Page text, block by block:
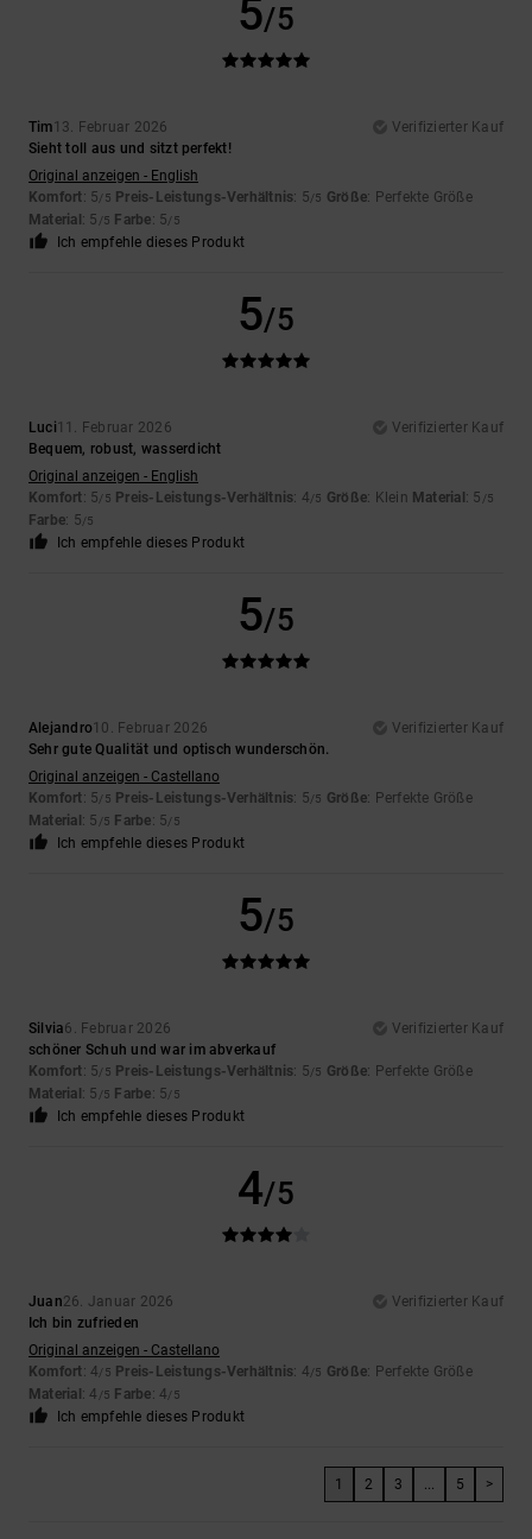
5/5
Tim13. Februar 2026
Verifizierter Kauf
Sieht toll aus und sitzt perfekt!
Original anzeigen - English
Komfort: 5/5 Preis-Leistungs-Verhältnis: 5/5 Größe: Perfekte Größe
Material : 5 /5 Farbe: 5/5
Ich empfehle dieses Produkt
5/5
Luci11. Februar 2026
Verifizierter Kauf
Bequem, robust, wasserdicht
Original anzeigen - English
Komfort: 5/5 Preis-Leistungs-Verhältnis: 4/5 Größe: Klein Material : 5 /5
Farbe: 5/5
Ich empfehle dieses Produkt
5/5
Alejandro10. Februar 2026
Verifizierter Kauf
Sehr gute Qualität und optisch wunderschön.
Original anzeigen - Castellano
Komfort: 5/5 Preis-Leistungs-Verhältnis: 5/5 Größe: Perfekte Größe
Material : 5 /5 Farbe: 5/5
Ich empfehle dieses Produkt
5/5
Silvia6. Februar 2026
Verifizierter Kauf
schöner Schuh und war im abverkauf
Komfort: 5/5 Preis-Leistungs-Verhältnis: 5/5 Größe: Perfekte Größe
Material : 5 /5 Farbe: 5/5
Ich empfehle dieses Produkt
4/5
Juan26. Januar 2026
Verifizierter Kauf
Ich bin zufrieden
Original anzeigen - Castellano
Komfort: 4/5 Preis-Leistungs-Verhältnis: 4/5 Größe: Perfekte Größe
Material : 4 /5 Farbe: 4/5
Ich empfehle dieses Produkt
1 2 3 ... 5 >